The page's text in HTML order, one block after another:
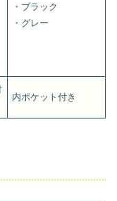
・ブラック
・グレー
内ポケット付き